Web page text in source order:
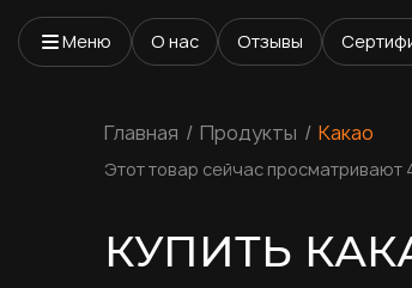
Меню О нас Отзывы
Главная Продукты Какао
Этот товар сейчас просматривают
КУПИТЬ